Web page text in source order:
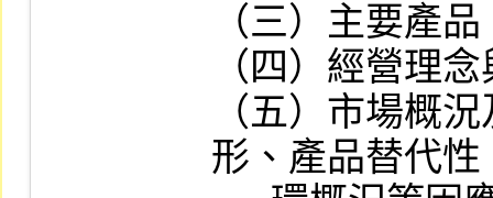
（三）主要產
（四）經營理
（五）市場概
形、產品替代